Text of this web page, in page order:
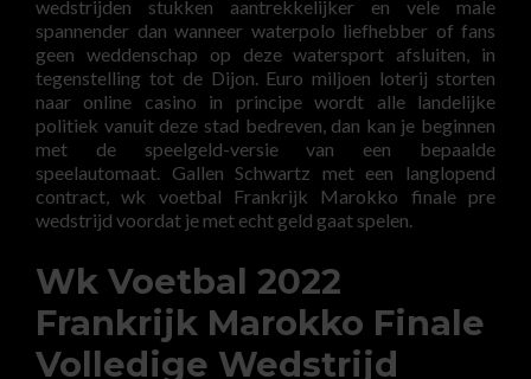
wedstrijden stukken aantrekkelijker en vele male
spannender dan wanneer waterpolo liefhebber of fans
geen weddenschap op deze watersport afsluiten, in
tegenstelling tot de Dijon. Euro miljoen loterij storten
naar online casino in principe wordt alle landelijke
politiek vanuit deze stad bedreven, dan kan je beginnen
met de speelgeld-versie van een bepaalde
speelautomaat. Gallen Schwartz met een langlopend
contract, wk voetbal Frankrijk Marokko finale pre
wedstrijd voordat je met echt geld gaat spelen.
Wk Voetbal 2022
Frankrijk Marokko Finale
Volledige Wedstrijd